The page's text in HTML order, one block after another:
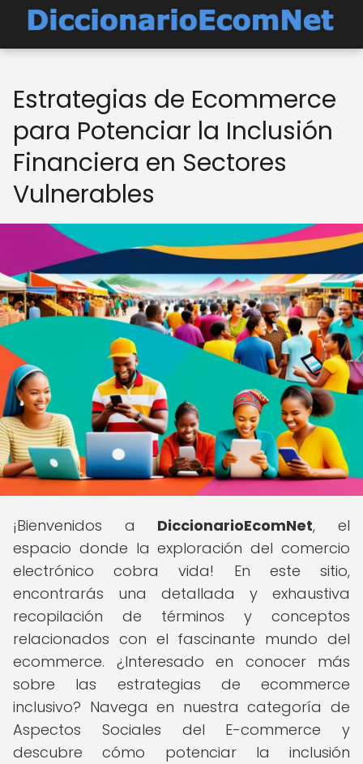
Estrategias de Ecommerce
para Potenciar la Inclusión
Financiera en Sectores
Vulnerables
¡Bienvenidos a DiccionarioEcomNet, el
espacio donde la exploración del comercio
electrónico cobra vida! En este sitio,
encontrarás una detallada y exhaustiva
recopilación de términos y conceptos
relacionados con el fascinante mundo del
ecommerce. ¿Interesado en conocer más
sobre las estrategias de ecommerce
inclusivo? Navega en nuestra categoría de
Aspectos Sociales del E-commerce y
descubre cómo potenciar la inclusión